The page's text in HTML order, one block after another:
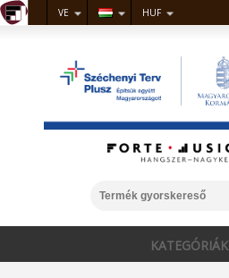
VE HUF
KATEGÓRIÁK